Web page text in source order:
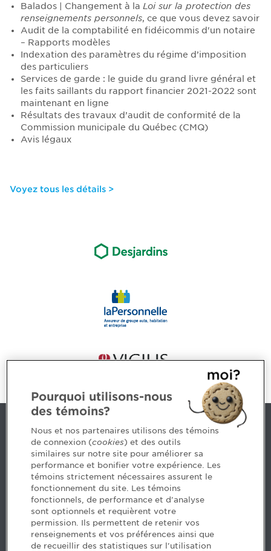
Balados | Changement à la Loi sur la protection des
renseignements personnels, ce que vous devez savoir
Audit de la comptabilité en fidéicommis d'un notaire
– Rapports modèles
Indexation des paramètres du régime d’imposition
des particuliers
Services de garde : le guide du grand livre général et
les faits saillants du rapport financier 2021-2022 sont
maintenant en ligne
Résultats des travaux d’audit de conformité de la
Commission municipale du Québec (CMQ)
Avis légaux
Voyez tous les détails >
Nous joindre
5, Place Ville Marie, bureau 800, Montréal (Québec)
H3B 2G2
www.cpaquebec.ca
Des questions? Faites appel à notre équipe >
Envie de mettre de l’Ordre dans votre carrière? Voyez
les postes disponibles >
Pourquoi utilisons-nous
des témoins?
Nous et nos partenaires utilisons des témoins
de connexion (cookies) et des outils
similaires sur notre site pour améliorer sa
performance et bonifier votre expérience. Les
témoins strictement nécessaires assurent le
fonctionnement du site. Les témoins
fonctionnels, de performance et d'analyse
sont optionnels et requièrent votre
permission. Ils permettent de retenir vos
renseignements et vos préférences ainsi que
de recueillir des statistiques sur l'utilisation